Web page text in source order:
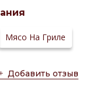
Мясо На Гриле
Добавить отзыв